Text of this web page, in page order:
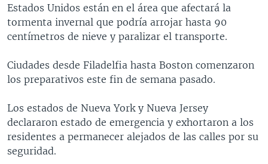
Estados Unidos están en el área que afectará la
tormenta invernal que podría arrojar hasta 90
centímetros de nieve y paralizar el transporte.
Ciudades desde Filadelfia hasta Boston comenzaron
los preparativos este fin de semana pasado.
Los estados de Nueva York y Nueva Jersey
declararon estado de emergencia y exhortaron a los
residentes a permanecer alejados de las calles por su
seguridad.